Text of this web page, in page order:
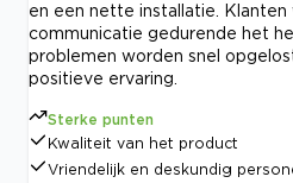
en een nette installatie.
communicatie gedurende het
problemen worden snel
positieve ervaring.
Sterke punten
Kwaliteit van het product
Vriendelijk en deskundig